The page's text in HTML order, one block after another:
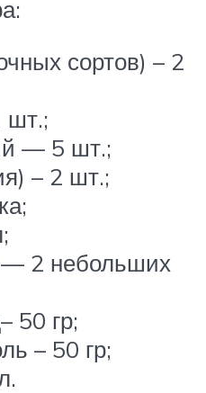
сортов) – 2
шт.;
— 5 шт.;
– 2 шт.;
— 2 небольших
50 гр;
– 50 гр;